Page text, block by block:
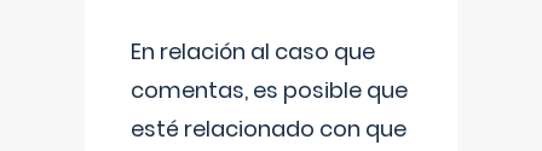
En relación al caso que
comentas, es posible que
esté relacionado con que